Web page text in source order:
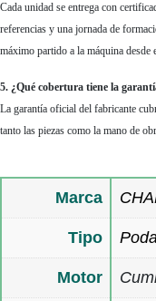
Cada unidad se entrega con
referencias y una jornada de
máximo partido a la máquina desde
5. ¿Qué cobertura tiene la
La garantía oficial del fabricante
tanto las piezas como la mano de
Marca
Tipo
Motor